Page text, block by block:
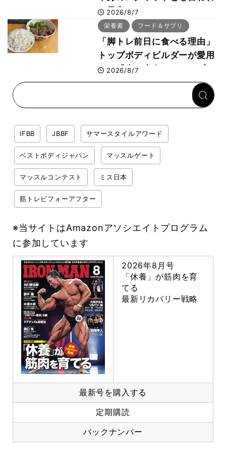
た最高マシン“ノーチラス・
プルオーバーマシン”とは？
2026/8/7
栄養素 フード＆サプリ
「脚トレ前日に食べる理由」
トップボディビルダーが愛用
する「米＋牛肉」のシンプル
回復メシとは？
2026/8/7
IFBB JBBF サマースタイルアワード
ベストボディジャパン マッスルゲート
マッスルコンテスト ミス日本
筋トレビフォーアフター
※当サイトはAmazonアソシエイトプログラム
に参加しています
2026年8月号
「休養」が筋肉を育
てる
最新リカバリー戦略
最新号を購入する
定期購読
バックナンバー